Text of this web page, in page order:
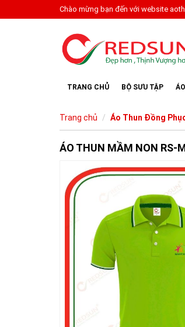
Chào mừng bạn đến với website
TRANG CHỦ BỘ SƯU TẬP
Trang chủ Áo Thun Đồng
ÁO THUN MẦM NON RS-